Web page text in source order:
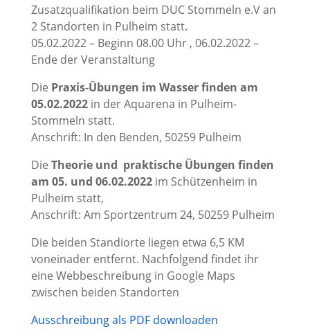
Zusatzqualifikation beim DUC Stommeln e.V an
2 Standorten in Pulheim statt.
05.02.2022 – Beginn 08.00 Uhr , 06.02.2022 –
Ende der Veranstaltung
Die Praxis-Übungen im Wasser finden am
05.02.2022in der Aquarena in Pulheim-
Stommeln statt.
Anschrift: In den Benden, 50259 Pulheim
Die Theorie und praktische Übungen finden
am 05. und 06.02.2022im Schützenheim in
Pulheim statt,
Anschrift: Am Sportzentrum 24, 50259 Pulheim
Die beiden Standiorte liegen etwa 6,5 KM
voneinader entfernt. Nachfolgend findet ihr
eine Webbeschreibung in Google Maps
zwischen beiden Standorten
Ausschreibung als PDF downloaden